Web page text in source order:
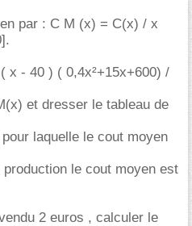
par : C M (x) = C(x) / x
x - 40 ) ( 0,4x²+15x+600) /
et dresser le tableau de
laquelle le cout moyen
le cout moyen est
2 euros , calculer le